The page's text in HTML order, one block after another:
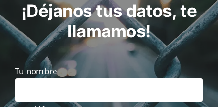
¡Déjanos tus datos, te
llamamos!
Tu nombre